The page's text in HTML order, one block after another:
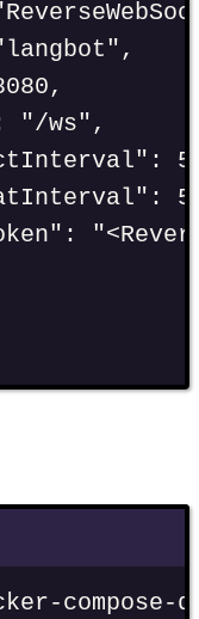
langbot" ,
,
"/ws" ,
" :
" :
" : "
compose-